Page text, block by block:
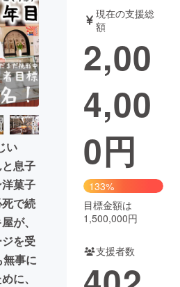
音楽
ジェット ゲーム・サ
域活性化
Good
CAMPFIRE Creation
納税
コミュニティ
い
息子
菓子
で続
が、
を受
事に
に、
現在の支援総
額
2,00
4,00
0円
133%
目標金額は
1,500,000円
支援者数